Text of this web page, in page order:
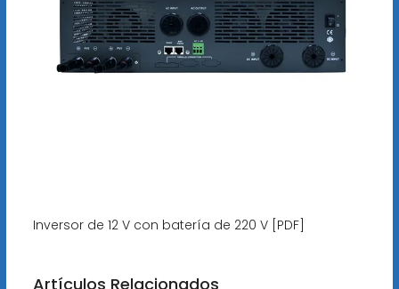
Inversor de 12 V con batería de 220 V [PDF]
Artículos Relacionados